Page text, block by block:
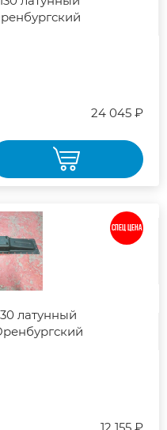
24 045 ₽
СПЕЦ ЦЕНА
латунный